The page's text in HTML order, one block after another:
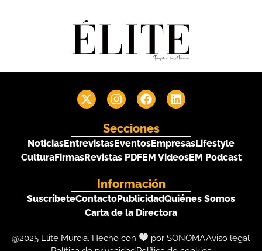
Secciones
NoticiasEntrevistasEventosEmpresasLifestyle
CulturaFirmasRevistas PDFEM VideosEM Podcast
Información
SuscríbeteContactoPublicidadQuiénes Somos
Carta de la Directora
@2025 Élite Murcia. Hecho con por SONOMAAviso legal